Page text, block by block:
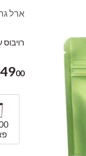
ארל
4900 ₪